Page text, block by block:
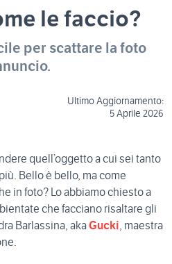
le faccio?
per scattare la foto
Ultimo Aggiornamento:
5 Aprile 2026
quell’oggetto a cui sei tanto
Bello è bello, ma come
in foto? Lo abbiamo chiesto a
che facciano risaltare gli
Barlassina, akaGucki , maestra